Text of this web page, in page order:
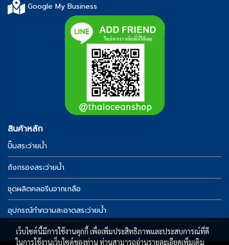
Google My Business
สินค้าหลัก
ปั๊มสระว่ายน้ำ
ถังกรองสระว่ายน้ำ
ชุดผลิตคลอรีนจากเกลือ
อุปกรณ์ทำความสะอาดสระว่ายน้ำ
เว็บไซต์นี้มีการใช้งานคุกกี้ เพื่อเพิ่มประสิทธิภาพและประสบการณ์ที่ดี
ในการใช้งานเว็บไซต์ของท่าน ท่านสามารถอ่านรายละเอียดเพิ่มเติม